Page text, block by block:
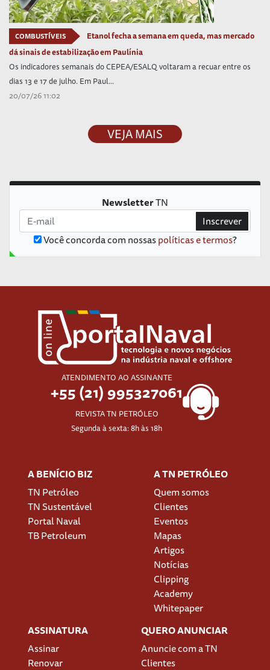
COMBUSTÍVEIS
Etanol fecha a semana em queda, mas mercado
dá sinais de estabilização em Paulínia
Os indicadores semanais do CEPEA/ESALQ voltaram a recuar entre os
dias 13 e 17 de julho. Em Paul...
20/07/26 11:02
VEJA MAIS
NewsletterTN
Você concorda com nossaspolíticas e termos?
Inscrever
ATENDIMENTO AO ASSINANTE
+55 (21) 995327061
REVISTA TN PETRÓLEO
Segunda à sexta: 8h às 18h
A BENÍCIO BIZ
TN Petróleo
TN Sustentável
Portal Naval
TB Petroleum
A TN PETRÓLEO
Quem somos
Clientes
Eventos
Mapas
Artigos
Notícias
Clipping
Academy
Whitepaper
ASSINATURA
Assinar
Renovar
QUERO ANUNCIAR
Anuncie com a TN
Clientes